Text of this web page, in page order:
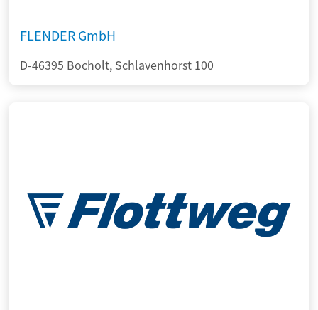
FLENDER GmbH
D-46395 Bocholt, Schlavenhorst 100